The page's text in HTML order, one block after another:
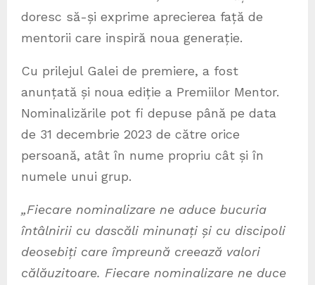
doresc să-și exprime aprecierea față de
mentorii care inspiră noua generație.
Cu prilejul Galei de premiere, a fost
anunțată și noua ediție a Premiilor Mentor.
Nominalizările pot fi depuse până pe data
de 31 decembrie 2023 de către orice
persoană, atât în nume propriu cât și în
numele unui grup.
„Fiecare nominalizare ne aduce bucuria
întâlnirii cu dascăli minunați și cu discipoli
deosebiți care împreună creează valori
călăuzitoare. Fiecare nominalizare ne duce